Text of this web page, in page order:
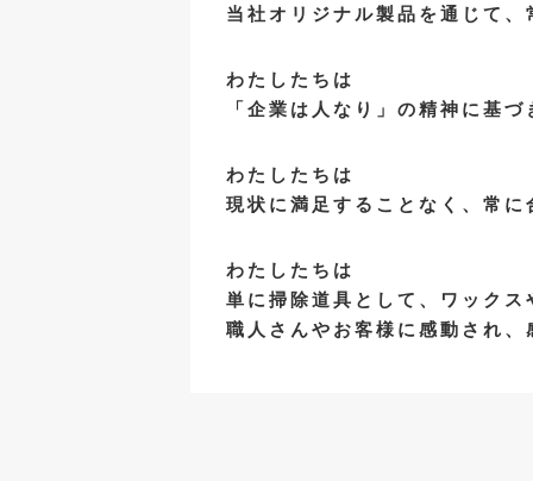
当社オリジナル製品を通じて
わたしたちは
「企業は人なり」の精神に基
わたしたちは
現状に満足することなく、常
わたしたちは
単に掃除道具として、ワック
職人さんやお客様に感動され